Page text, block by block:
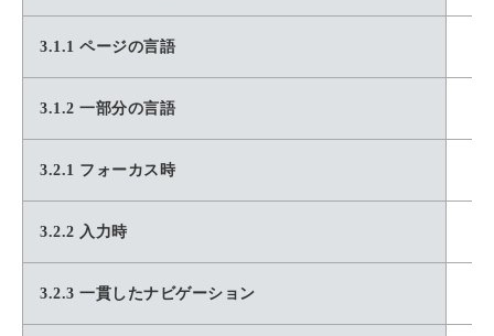
3.1.1 ページの言語
3.1.2 一部分の言語
3.2.1 フォーカス時
3.2.2 入力時
3.2.3 一貫したナビゲーション